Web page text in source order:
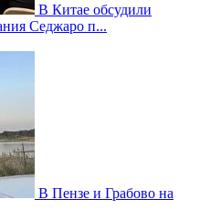
В Китае обсудили
Седжаро п...
В Пензе и Грабово на